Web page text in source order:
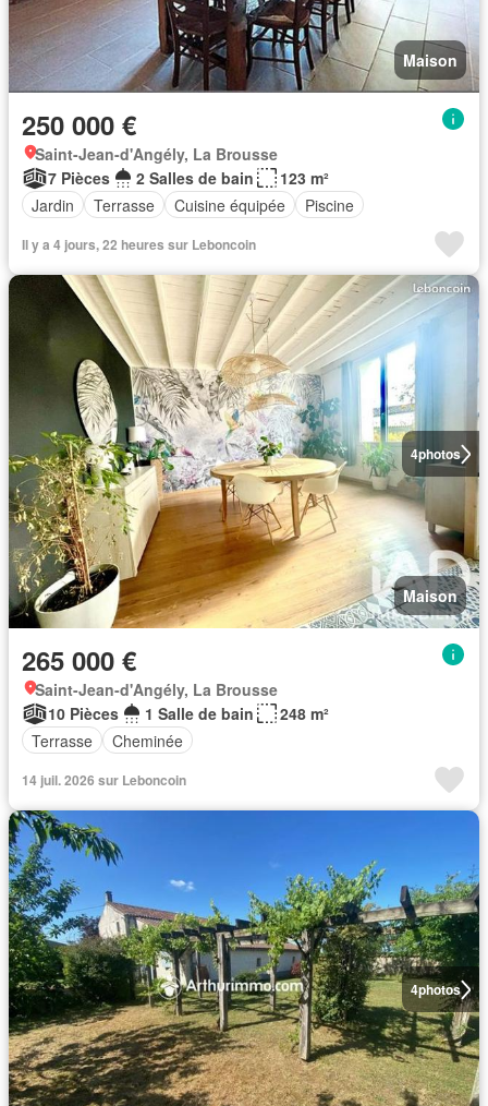
Maison
250 000 €
Saint-Jean-d'Angély, La Brousse
7 Pièces
2 Salles de bain
123 m²
Jardin
Terrasse Cuisine équipée Piscine
Il y a 4 jours, 22 heures sur Leboncoin
4photos
Maison
265 000 €
Saint-Jean-d'Angély, La Brousse
10 Pièces
1 Salle de bain
248 m²
Terrasse
Cheminée
14 juil. 2026 sur Leboncoin
4photos